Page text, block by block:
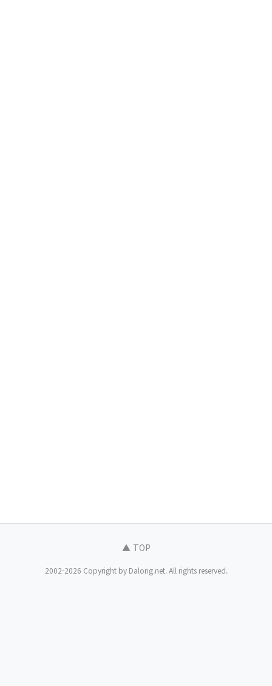
▲ TOP
2002-2026 Copyright by Dalong.net. All rights reserved.